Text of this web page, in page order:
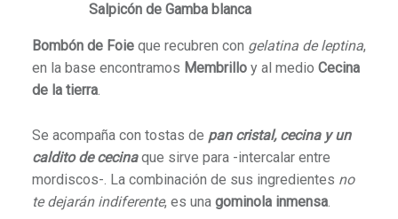
Salpicón de Gamba blanca
Bombón de Foieque recubren con gelatina de leptina,
en la base encontramos Membrilloy al medio Cecina
de la tierra.
Se acompaña con tostas de pan cristal, cecina y un
caldito de cecinaque sirve para -intercalar entre
mordiscos-. La combinación de sus ingredientes no
te dejarán indiferente, es una gominola inmensa.